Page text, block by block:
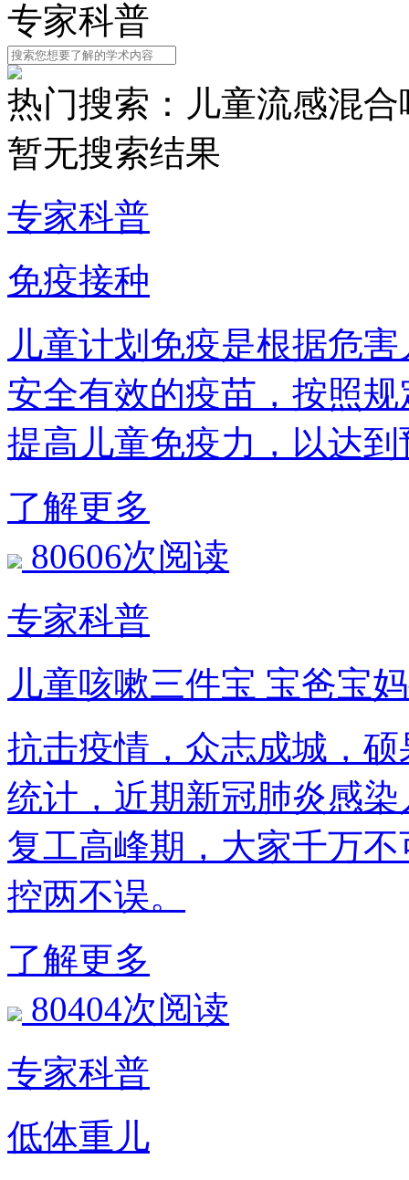
专家科普
热门搜索： 儿童流感混合
暂无搜索结果
专家科普
免疫接种
儿童计划免疫是根据危害
安全有效的疫苗，按照
提高儿童免疫力，以
了解更多
80606次阅读
专家科普
儿童咳嗽三件宝 宝爸宝
抗击疫情，众志成城
统计，近期新冠肺炎感
复工高峰期，大家千万
控两不误。
了解更多
80404次阅读
专家科普
低体重儿